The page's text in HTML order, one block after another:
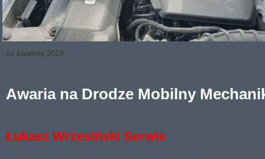
14 kwietnia 2023
Awaria na Drodze Mobilny
Łukasz Wrzesiński Serwis